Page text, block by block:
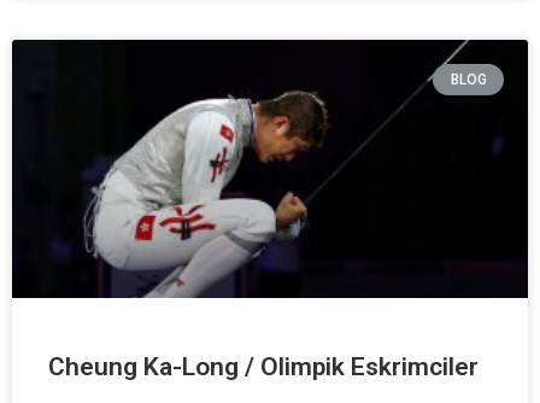
BLOG
Cheung Ka-Long / Olimpik Eskrimciler